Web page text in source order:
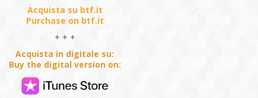
Acquista su btf.it
Purchase on btf.it
+ + +
Acquista in digitale su:
Buy the digital version on: